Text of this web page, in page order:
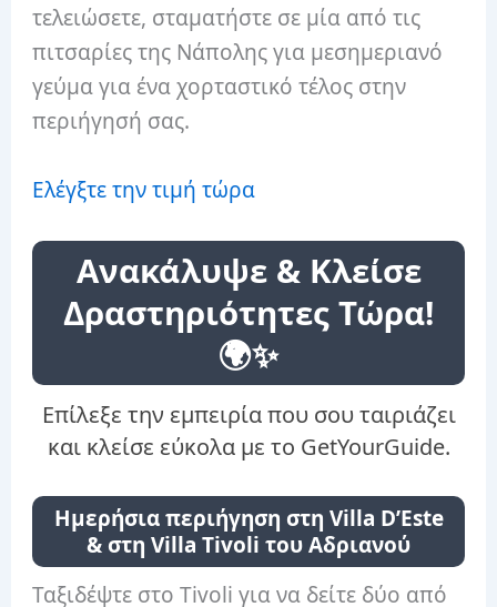
τελειώσετε, σταματήστε σε μία από τις
πιτσαρίες της Νάπολης για μεσημεριανό
γεύμα για ένα χορταστικό τέλος στην
περιήγησή σας.
Ελέγξτε την τιμή τώρα
Ανακάλυψε & Κλείσε
Δραστηριότητες Τώρα!
🌍✨
Επίλεξε την εμπειρία που σου ταιριάζει
και κλείσε εύκολα με το GetYourGuide.
Ημερήσια περιήγηση στη Villa D’Este
& στη Villa Tivoli του Αδριανού
Ταξιδέψτε στο Tivoli για να δείτε δύο από